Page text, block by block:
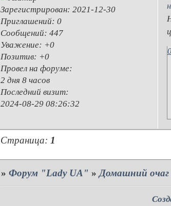
Зарегистрирован: 2021-12-30
Приглашений: 0
Сообщений: 447
Уважение: +0
Позитив: +0
Провел на форуме:
2 дня 8 часов
Последний визит:
2024-08-29 08:26:32
Страница: 1
»Форум "Lady UA" » Домашний очаг